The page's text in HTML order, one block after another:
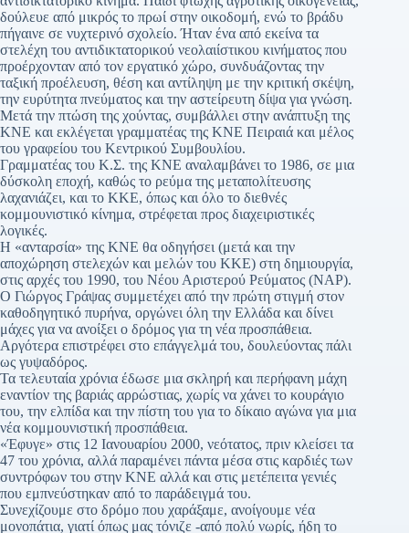
δούλευε από μικρός το πρωί στην οικοδομή, ενώ το βράδυ
πήγαινε σε νυχτερινό σχολείο. Ήταν ένα από εκείνα τα
στελέχη του αντιδικτατορικού νεολαιίστικου κινήματος που
προέρχονταν από τον εργατικό χώρο, συνδυάζοντας την
ταξική προέλευση, θέση και αντίληψη με την κριτική σκέψη,
την ευρύτητα πνεύματος και την αστείρευτη δίψα για γνώση.
Μετά την πτώση της χούντας, συμβάλλει στην ανάπτυξη της
ΚΝΕ και εκλέγεται γραμματέας της ΚΝΕ Πειραιά και μέλος
του γραφείου του Κεντρικού Συμβουλίου.
Γραμματέας του Κ.Σ. της ΚΝΕ αναλαμβάνει το 1986, σε μια
δύσκολη εποχή, καθώς το ρεύμα της μεταπολίτευσης
λαχανιάζει, και το ΚΚΕ, όπως και όλο το διεθνές
κομμουνιστικό κίνημα, στρέφεται προς διαχειριστικές
λογικές.
Η «ανταρσία» της ΚΝΕ θα οδηγήσει (μετά και την
αποχώρηση στελεχών και μελών του ΚΚΕ) στη δημιουργία,
στις αρχές του 1990, του Νέου Αριστερού Ρεύματος (ΝΑΡ).
Ο Γιώργος Γράψας συμμετέχει από την πρώτη στιγμή στον
καθοδηγητικό πυρήνα, οργώνει όλη την Ελλάδα και δίνει
μάχες για να ανοίξει ο δρόμος για τη νέα προσπάθεια.
Αργότερα επιστρέφει στο επάγγελμά του, δουλεύοντας πάλι
ως γυψαδόρος.
Τα τελευταία χρόνια έδωσε μια σκληρή και περήφανη μάχη
εναντίον της βαριάς αρρώστιας, χωρίς να χάνει το κουράγιο
του, την ελπίδα και την πίστη του για το δίκαιο αγώνα για μια
νέα κομμουνιστική προσπάθεια.
«Έφυγε» στις 12 Ιανουαρίου 2000, νεότατος, πριν κλείσει τα
47 του χρόνια, αλλά παραμένει πάντα μέσα στις καρδιές των
συντρόφων του στην ΚΝΕ αλλά και στις μετέπειτα γενιές
που εμπνεύστηκαν από το παράδειγμά του.
Συνεχίζουμε στο δρόμο που χαράξαμε, ανοίγουμε νέα
μονοπάτια, γιατί όπως μας τόνιζε -από πολύ νωρίς, ήδη το